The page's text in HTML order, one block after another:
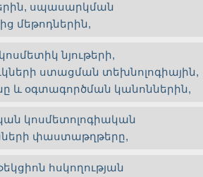
սպասարկման
մեթոդներին,
նյութերի,
ստացման տեխնոլոգիային,
և օգտագործման կանոններին,
կոսմետոլոգիական
փաստաթղթերը,
հսկողության